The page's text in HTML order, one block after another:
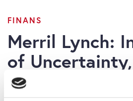
FINANS
Merril Lynch:
of
Fundamentals